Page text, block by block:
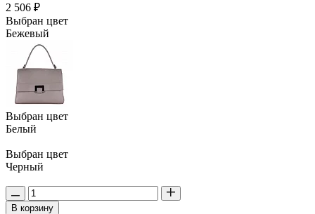
2 506 ₽
Выбран цвет
Бежевый
Выбран цвет
Белый
Выбран цвет
Черный
В корзину